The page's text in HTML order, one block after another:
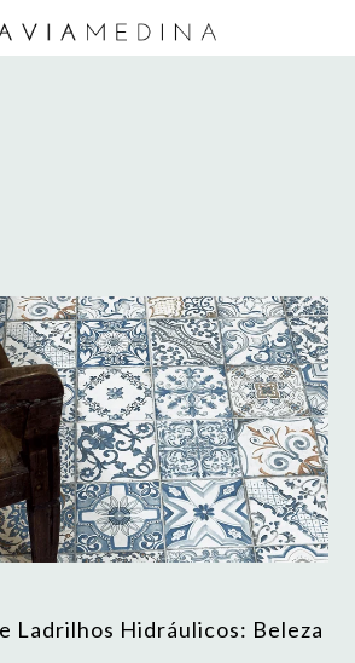
Ladrilhos Hidráulicos: Beleza